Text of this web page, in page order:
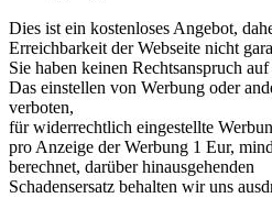
Dies ist ein kostenloses Angebot,
Erreichbarkeit der Webseite nicht
Sie haben keinen Rechtsanspruch
Das einstellen von Werbung oder
verboten,
für widerrechtlich eingestellte
pro Anzeige der Werbung 1 Eur,
berechnet, darüber hinausgehenden
Schadensersatz behalten wir uns